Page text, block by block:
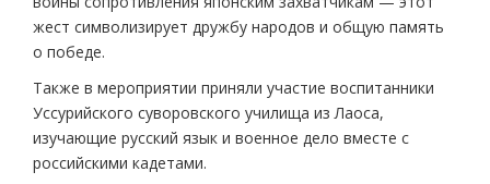
жест символизирует дружбу народов и общую память
о победе.
Также в мероприятии приняли участие воспитанники
Уссурийского суворовского училища из Лаоса,
изучающие русский язык и военное дело вместе с
российскими кадетами.